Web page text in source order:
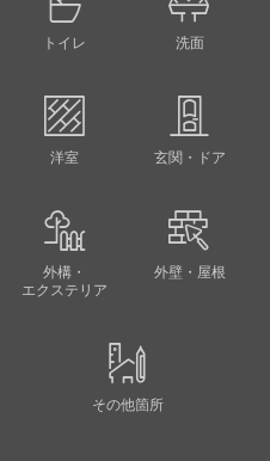
トイレ 洗面
洋室 玄関・ドア
外構・
エクステリア
外壁・屋根
その他箇所